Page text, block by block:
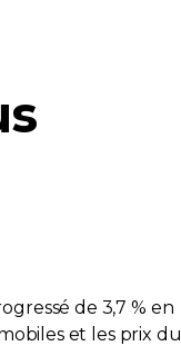
de 3,7 % en
et les prix du